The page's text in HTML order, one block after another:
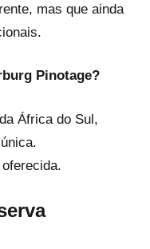
mas que ainda
Pinotage?
África do Sul,